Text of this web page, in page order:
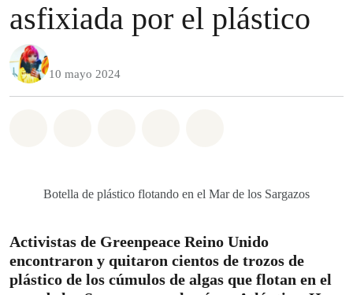
asfixiada por el plástico
10 mayo 2024
Botella de plástico flotando en el Mar de los Sargazos
Activistas de Greenpeace Reino Unido
encontraron y quitaron cientos de trozos de
plástico de los cúmulos de algas que flotan en el